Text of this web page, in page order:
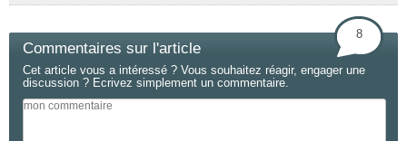
Commentaires sur l'article
8
Cet article vous a intéressé ? Vous souhaitez réagir, engager une
discussion ? Ecrivez simplement un commentaire.